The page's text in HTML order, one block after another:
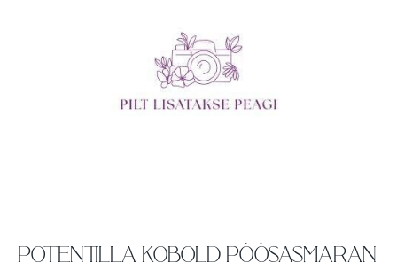
POTENTILLA KOBOLD PÕÕSASMARAN